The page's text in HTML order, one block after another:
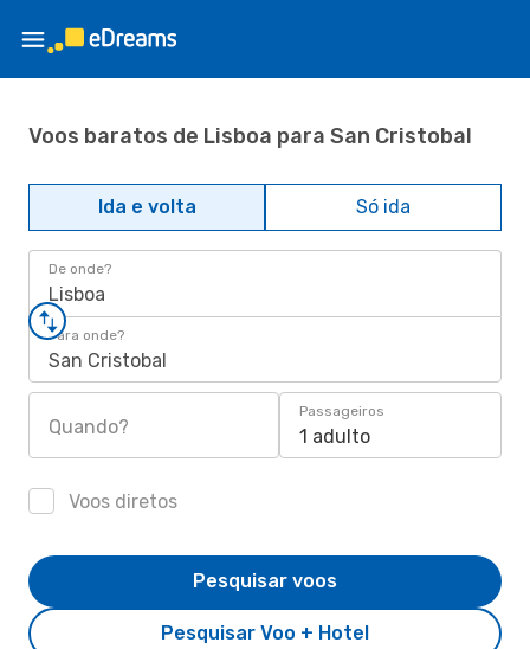
Voos baratos de Lisboa para San Cristobal
Ida e volta Só ida
De onde?
Lisboa
Para onde?
San Cristobal
Quando?
Passageiros
1 adulto
Voos diretos
Pesquisar Voo + Hotel
Pesquisar voos